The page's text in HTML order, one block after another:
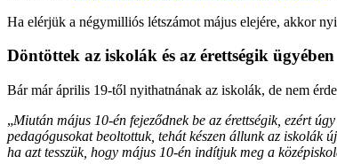
Ha elérjük a négymilliós létszámot május elejére, akkor
Döntöttek az iskolák és az érettségik ügyében
Bár már április 19-től nyithatnának az iskolák, de nem
„Miután május 10-én fejeződnek be az érettségik, ezért
pedagógusokat beoltottuk, tehát készen állunk az iskolák
ha azt tesszük, hogy május 10-én indítjuk meg a